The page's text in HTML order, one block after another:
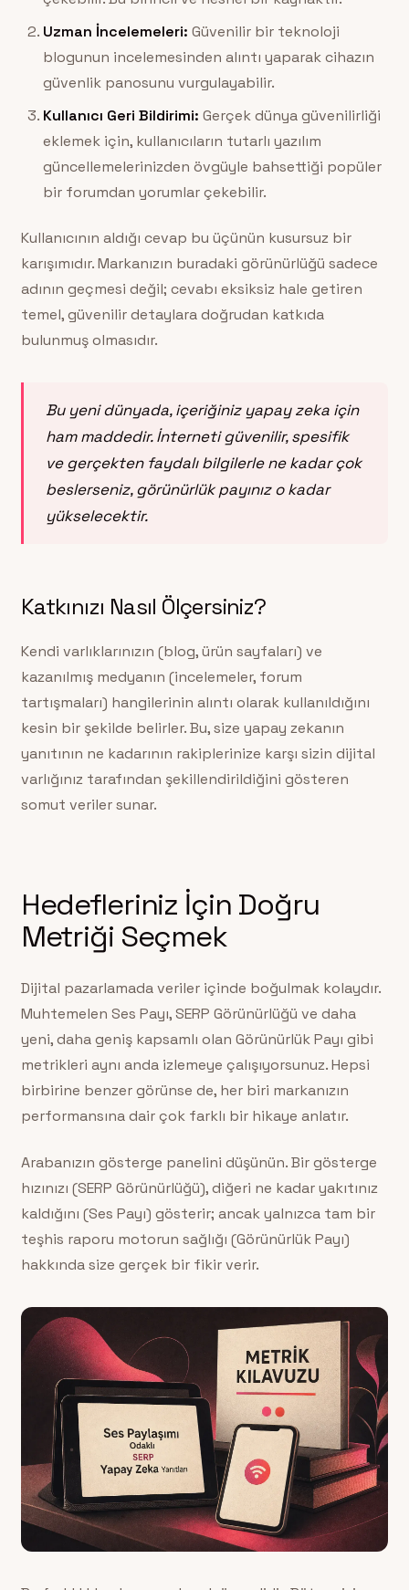
Uzman İncelemeleri: Güvenilir bir teknoloji
blogunun incelemesinden alıntı yaparak cihazın
güvenlik panosunu vurgulayabilir.
Kullanıcı Geri Bildirimi: Gerçek dünya güvenilirliği
eklemek için, kullanıcıların tutarlı yazılım
güncellemelerinizden övgüyle bahsettiği popüler
bir forumdan yorumlar çekebilir.
Kullanıcının aldığı cevap bu üçünün kusursuz bir
karışımıdır. Markanızın buradaki görünürlüğü sadece
adının geçmesi değil; cevabı eksiksiz hale getiren
temel, güvenilir detaylara doğrudan katkıda
bulunmuş olmasıdır.
Bu yeni dünyada, içeriğiniz yapay zeka için
ham maddedir. İnterneti güvenilir, spesifik
ve gerçekten faydalı bilgilerle ne kadar çok
beslerseniz, görünürlük payınız o kadar
yükselecektir.
Katkınızı Nasıl Ölçersiniz?
Kendi varlıklarınızın (blog, ürün sayfaları) ve
kazanılmış medyanın (incelemeler, forum
tartışmaları) hangilerinin alıntı olarak kullanıldığını
kesin bir şekilde belirler. Bu, size yapay zekanın
yanıtının ne kadarının rakiplerinize karşı sizin dijital
varlığınız tarafından şekillendirildiğini gösteren
somut veriler sunar.
Hedefleriniz İçin Doğru
Metriği Seçmek
Dijital pazarlamada veriler içinde boğulmak kolaydır.
Muhtemelen Ses Payı, SERP Görünürlüğü ve daha
yeni, daha geniş kapsamlı olan Görünürlük Payı gibi
metrikleri aynı anda izlemeye çalışıyorsunuz. Hepsi
birbirine benzer görünse de, her biri markanızın
performansına dair çok farklı bir hikaye anlatır.
Arabanızın gösterge panelini düşünün. Bir gösterge
hızınızı (SERP Görünürlüğü), diğeri ne kadar yakıtınız
kaldığını (Ses Payı) gösterir; ancak yalnızca tam bir
teşhis raporu motorun sağlığı (Görünürlük Payı)
hakkında size gerçek bir fikir verir.